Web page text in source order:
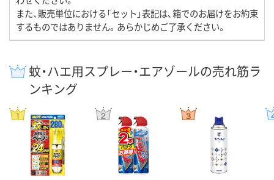
また、販売単位における「セット」表記は、箱でのお届けをお約束
するものではありません。あらかじめご了承ください。
蚊・ハエ用スプレー・エアゾールの売れ筋ラ
ンキング